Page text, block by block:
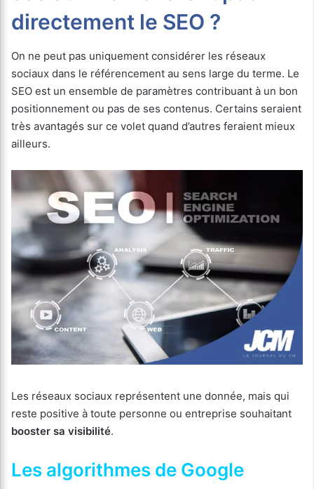
directement le SEO ?
On ne peut pas uniquement considérer les réseaux
sociaux dans le référencement au sens large du terme. Le
SEO est un ensemble de paramètres contribuant à un bon
positionnement ou pas de ses contenus. Certains seraient
très avantagés sur ce volet quand d’autres feraient mieux
ailleurs.
Les réseaux sociaux représentent une donnée, mais qui
reste positive à toute personne ou entreprise souhaitant
booster sa visibilité.
Les algorithmes de Google